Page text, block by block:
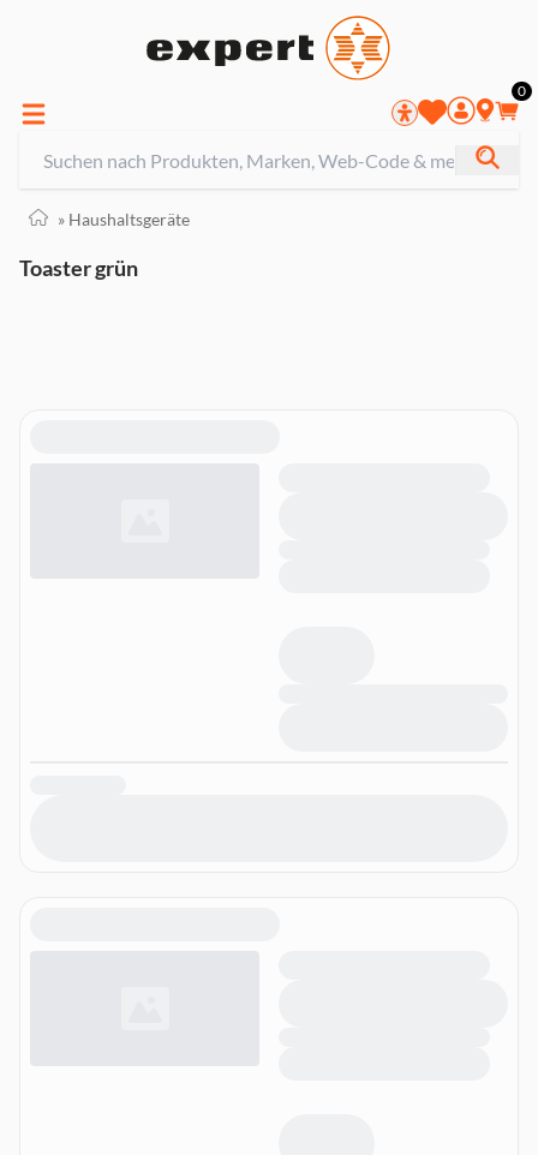
0
» Haushaltsgeräte
Toaster grün